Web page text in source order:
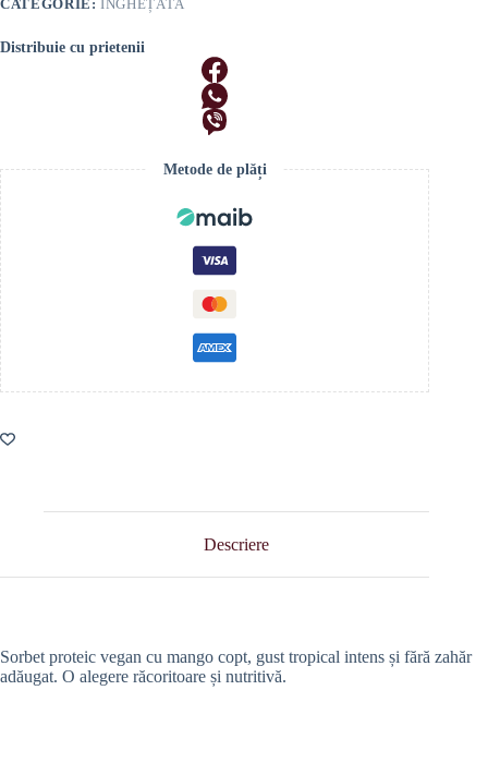
Mango
CATEGORIE:ÎNGHEȚATĂ
Distribuie cu prietenii
Metode de plăți
Descriere
Sorbet proteic vegan cu mango copt, gust tropical intens și fără zahăr
adăugat. O alegere răcoritoare și nutritivă.